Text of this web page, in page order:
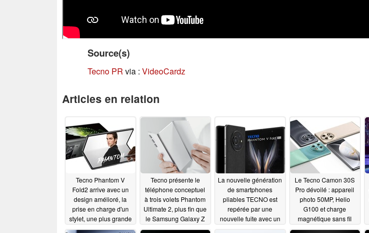
Source(s)
Tecno PR via : VideoCardz
Articles en relation
Tecno Phantom V
Fold2 arrive avec un
design amélioré, la
prise en charge d'un
stylet, une plus grande
batterie, et plus encore
Tecno présente le
téléphone conceptuel
à trois volets Phantom
Ultimate 2, plus fin que
le Samsung Galaxy Z
Fold 608/28/2024
La nouvelle génération
de smartphones
pliables TECNO est
repérée par une
nouvelle fuite avec un
Le Tecno Camon 30S
Pro dévoilé : appareil
photo 50MP, Helio
G100 et charge
magnétique sans fil
07/31/2024